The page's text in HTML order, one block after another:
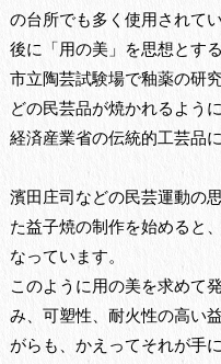
の台所でも多く使用されてい
後に「用の美」を思想とす
市立陶芸試験場で釉薬の研
どの民芸品が焼かれるよう
経済産業省の伝統的工芸品
濱田庄司などの民芸運動の
た益子焼の制作を始めると
なっています。
このように用の美を求めて
み、可塑性、耐火性の高い
がらも、かえってそれが手